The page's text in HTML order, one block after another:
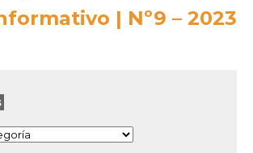
| Nº9 – 2023